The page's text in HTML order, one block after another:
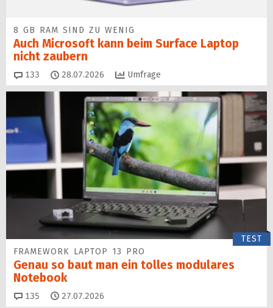
8 GB RAM SIND ZU WENIG
Auch Microsoft kann beim Surface Laptop
nicht zaubern
133 Kommentare
28.07.2026 Umfrage
TEST
FRAMEWORK LAPTOP 13 PRO
Genau so baut man ein tolles modulares
Notebook
135 Kommentare
27.07.2026